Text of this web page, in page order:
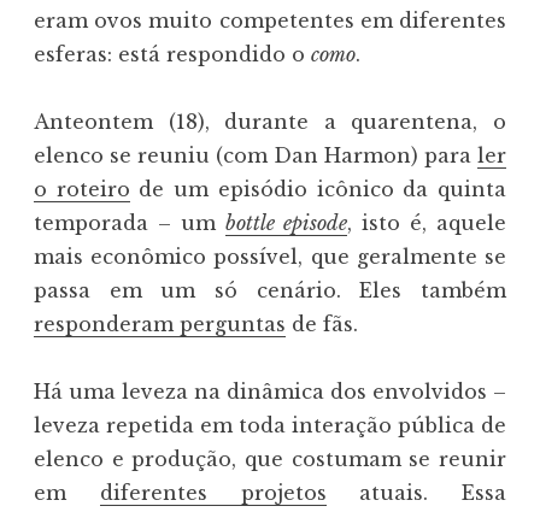
eram ovos muito competentes em diferentes
esferas: está respondido o como.
Anteontem (18), durante a quarentena, o
elenco se reuniu (com Dan Harmon) para ler
o roteiro de um episódio icônico da quinta
temporada – um bottle episode, isto é, aquele
mais econômico possível, que geralmente se
passa em um só cenário. Eles também
responderam perguntas de fãs.
Há uma leveza na dinâmica dos envolvidos –
leveza repetida em toda interação pública de
elenco e produção, que costumam se reunir
em diferentes projetos atuais. Essa